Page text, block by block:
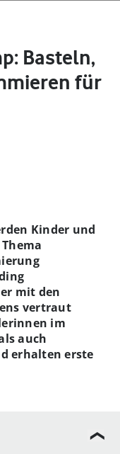
Basteln,
für
Kinder und
mit den
vertraut
im
auch
erhalten erste